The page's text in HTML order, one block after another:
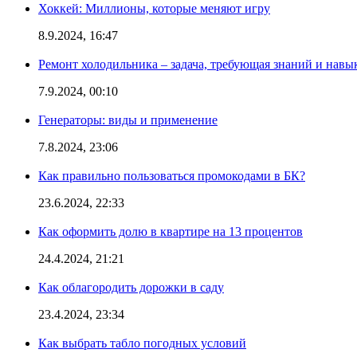
Хоккей: Миллионы, которые меняют игру
8.9.2024, 16:47
Ремонт холодильника – задача, требующая знаний и
7.9.2024, 00:10
Генераторы: виды и применение
7.8.2024, 23:06
Как правильно пользоваться промокодами в БК?
23.6.2024, 22:33
Как оформить долю в квартире на 13 процентов
24.4.2024, 21:21
Как облагородить дорожки в саду
23.4.2024, 23:34
Как выбрать табло погодных условий